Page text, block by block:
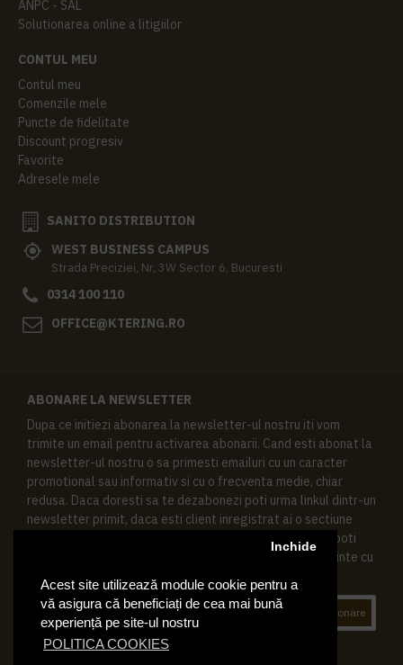
Acest site utilizează module cookie pentru a
vă asigura că beneficiați de cea mai bună
experiență pe site-ul nostru
POLITICA COOKIES
Inchide
ANPC - SAL
Solutionarea online a litigiilor
CONTUL MEU
Contul meu
Comenzile mele
Puncte de fidelitate
Discount progresiv
Favorite
Adresele mele
SANITO DISTRIBUTION
WEST BUSINESS CAMPUS
Strada Preciziei, Nr, 3W Sector 6, Bucuresti
0314 100 110
OFFICE@KTERING.RO
ABONARE LA NEWSLETTER
Dupa ce initiezi abonarea la newsletter-ul nostru iti vom
trimite un email pentru activarea abonarii. Cand esti abonat la
newsletter-ul nostru o sa primesti emailuri cu un caracter
promotional sau informativ si cu o frecventa medie, chiar
redusa. Daca doresti sa te dezabonezi poti urma linkul dintr-un
newsletter primit, daca esti client inregistrat ai o sectiune
speciala in contul tau in acest scop, si de asemenea ne poti
contacta oricand pe email pentru orice intrebari sau cerinte cu
Abonare